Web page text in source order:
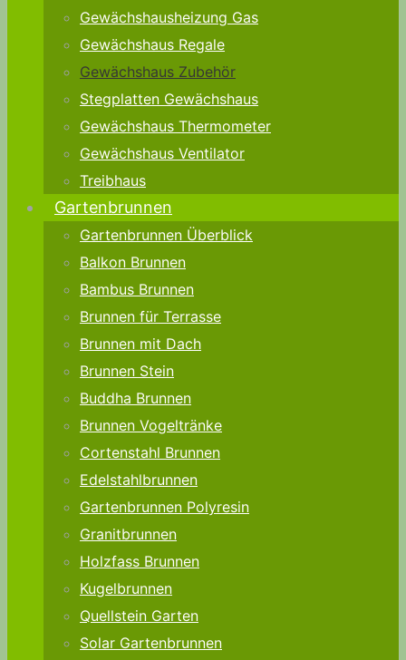
Gewächshausheizung Gas
Gewächshaus Regale
Gewächshaus Zubehör
Stegplatten Gewächshaus
Gewächshaus Thermometer
Gewächshaus Ventilator
Treibhaus
Gartenbrunnen
Gartenbrunnen Überblick
Balkon Brunnen
Bambus Brunnen
Brunnen für Terrasse
Brunnen mit Dach
Brunnen Stein
Buddha Brunnen
Brunnen Vogeltränke
Cortenstahl Brunnen
Edelstahlbrunnen
Gartenbrunnen Polyresin
Granitbrunnen
Holzfass Brunnen
Kugelbrunnen
Quellstein Garten
Solar Gartenbrunnen